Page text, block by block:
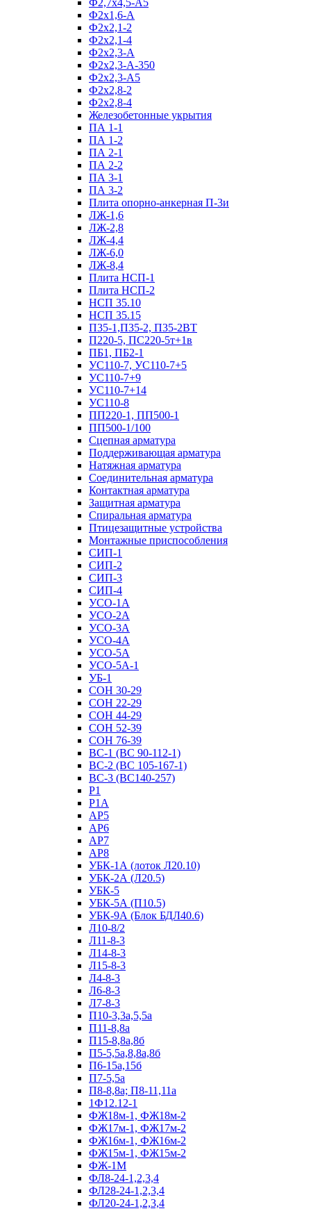
Ф2х1,6-А
Ф2х2,1-2
Ф2х2,1-4
Ф2х2,3-А
Ф2х2,3-А-350
Ф2х2,3-А5
Ф2х2,8-2
Ф2х2,8-4
Железобетонные укрытия
ПА 1-1
ПА 1-2
ПА 2-1
ПА 2-2
ПА 3-1
ПА 3-2
Плита опорно-анкерная П-3и
ЛЖ-1,6
ЛЖ-2,8
ЛЖ-4,4
ЛЖ-6,0
ЛЖ-8,4
Плита НСП-1
Плита НСП-2
НСП 35.10
НСП 35.15
П35-1,П35-2, П35-2ВТ
П220-5, ПС220-5т+1в
ПБ1, ПБ2-1
УС110-7, УС110-7+5
УС110-7+9
УС110-7+14
УС110-8
ПП220-1, ПП500-1
ПП500-1/100
Сцепная арматура
Поддерживающая арматура
Натяжная арматура
Соединительная арматура
Контактная арматура
Защитная арматура
Спиральная арматура
Птицезащитные устройства
Монтажные приспособления
СИП-1
СИП-2
СИП-3
СИП-4
УСО-1А
УСО-2А
УСО-3А
УСО-4А
УСО-5А
УСО-5А-1
УБ-1
СОН 30-29
СОН 22-29
СОН 44-29
СОН 52-39
СОН 76-39
ВС-1 (ВС 90-112-1)
ВС-2 (ВС 105-167-1)
ВС-3 (ВС140-257)
Р1
Р1А
АР5
АР6
АР7
АР8
УБК-1А (лоток Л20.10)
УБК-2А (Л20.5)
УБК-5
УБК-5А (П10.5)
УБК-9А (Блок БДЛ40.6)
Л10-8/2
Л11-8-3
Л14-8-3
Л15-8-3
Л4-8-3
Л6-8-3
Л7-8-3
П10-3,3а,5,5а
П11-8,8а
П15-8,8а,8б
П5-5,5а,8,8а,8б
П6-15а,15б
П7-5,5а
П8-8,8а; П8-11,11а
1Ф12.12-1
ФЖ18м-1, ФЖ18м-2
ФЖ17м-1, ФЖ17м-2
ФЖ16м-1, ФЖ16м-2
ФЖ15м-1, ФЖ15м-2
ФЖ-1М
ФЛ8-24-1,2,3,4
ФЛ28-24-1,2,3,4
ФЛ20-24-1,2,3,4